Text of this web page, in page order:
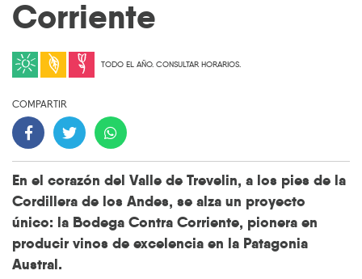
Corriente
TODO EL AÑO. CONSULTAR HORARIOS.
COMPARTIR
En el corazón del Valle de Trevelin, a los pies de la
Cordillera de los Andes, se alza un proyecto
único: la Bodega Contra Corriente, pionera en
producir vinos de excelencia en la Patagonia
Austral.